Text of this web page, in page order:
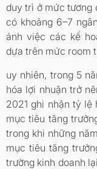
duy trì ở mức tương
có khoảng 6–7
ánh việc các kế
dựa trên mức room
uy nhiên, trong 5
hóa lợi nhuận trở
2021 ghi nhận tỷ lệ
mục tiêu tăng
trong khi những
mục tiêu tăng
trường kinh doanh